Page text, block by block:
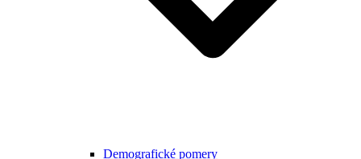
Demografické pomery